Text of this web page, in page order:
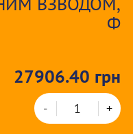
Ф
27906.40 грн
- +